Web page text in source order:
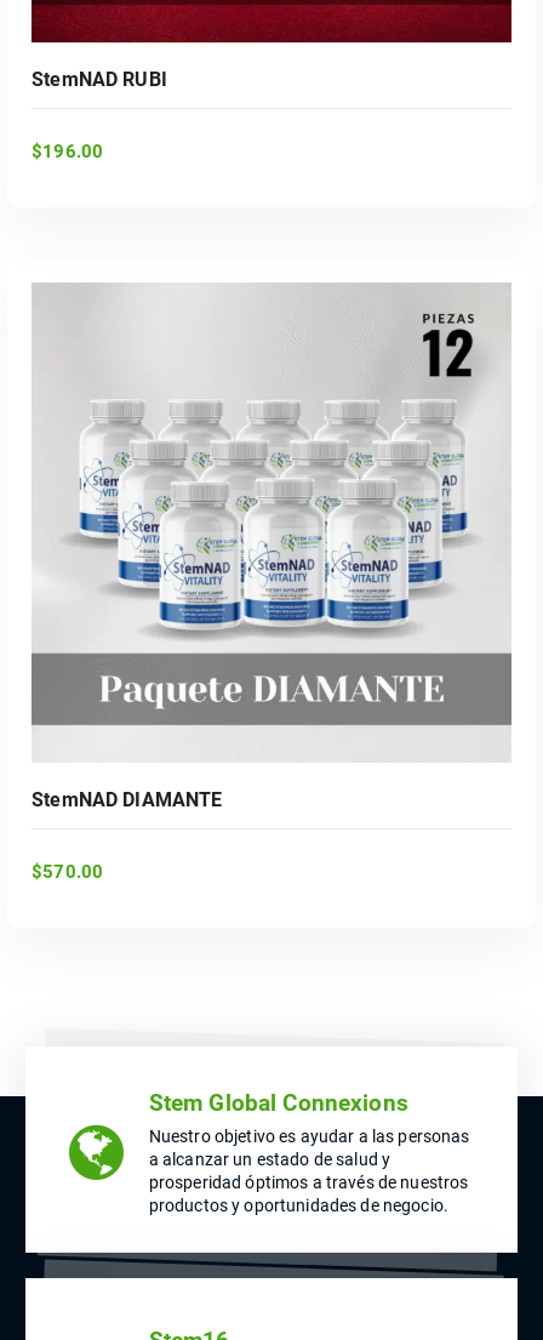
ADD TO CART
StemNAD RUBI
$196.00
ADD TO CART
StemNAD DIAMANTE
$570.00
Stem Global Connexions
Nuestro objetivo es ayudar a las personas
a alcanzar un estado de salud y
prosperidad óptimos a través de nuestros
productos y oportunidades de negocio.